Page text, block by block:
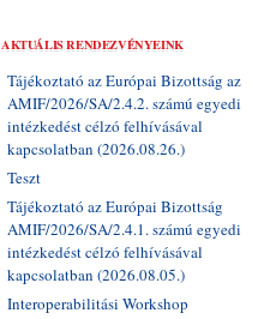
AKTUÁLIS RENDEZVÉNYEINK
Tájékoztató az Európai Bizottság az
AMIF/2026/SA/2.4.2. számú egyedi
intézkedést célzó felhívásával
kapcsolatban (2026.08.26.)
Teszt
Tájékoztató az Európai Bizottság
AMIF/2026/SA/2.4.1. számú egyedi
intézkedést célzó felhívásával
kapcsolatban (2026.08.05.)
Interoperabilitási Workshop